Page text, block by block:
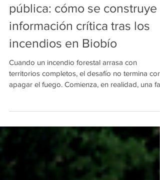
Del satélite a la decisión
pública: cómo se construye
información crítica tras los
incendios en Biobío
Cuando un incendio forestal arrasa con
territorios completos, el desafío no termina con
más compleja: comprender qué ocurrió, dónde
respuesta pública. En ese tránsito, la
satelital dejó de ser un recurso accesorio para
convertirse en un insumo estratégico. En Biobío,
la combinación de imágenes ópticas y radar
permitió construir una lectura integral del